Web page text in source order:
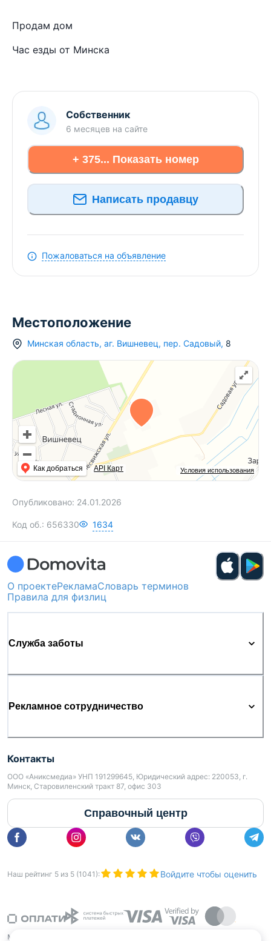
Продам дом
Час езды от Минска
Собственник
6 месяцев на сайте
+ 375... Показать номер
Написать продавцу
Пожаловаться на объявление
Местоположение
Минская область, аг. Вишневец, пер. Садовый, 8
Условия использования
Как добраться API Карт
Опубликовано: 24.01.2026
Код об.: 656330 1634
О проектеРекламаСловарь терминов
Правила для физлиц
Служба заботы
Рекламное сотрудничество
Контакты
ООО «Аниксмедиа» УНП 191299645, Юридический адрес: 220053, г.
Минск, Старовиленский тракт 87, офис 303
Справочный центр
Наш рейтинг 5 из 5 (1041 ): Войдите чтобы оценить